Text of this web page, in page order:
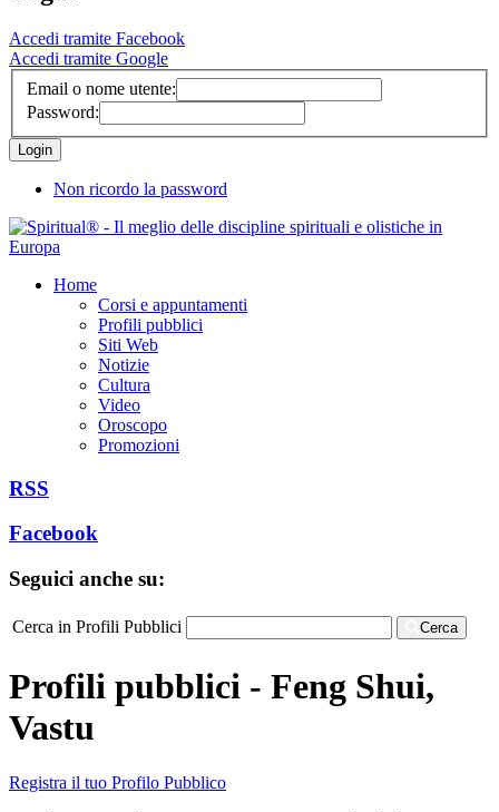
Accedi tramite Facebook
Accedi tramite Google
Email o nome utente:
Password:
Non ricordo la password
Home
Corsi e appuntamenti
Profili pubblici
Siti Web
Notizie
Cultura
Video
Oroscopo
Promozioni
RSS
Facebook
Seguici anche su:
Cerca in Profili Pubblici Cerca
Profili pubblici - Feng Shui,
Vastu
Registra il tuo Profilo Pubblico